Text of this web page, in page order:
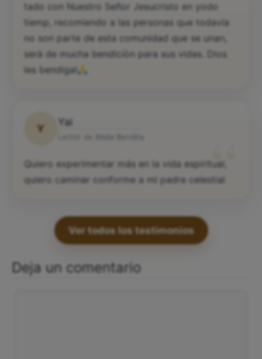
tado con Nuestro Señor Jesucristo en yodo
tiemp, recomiendo a las personas que todavía
no son parte de esta comunidad que se unan,
serà de mucha bendiciòn para sus vidas. Dios
les bendiga!
Y
Yai
“
Quiero experimentar más en la vida espiritual,
quiero caminar conforme a mi padre celestial
Ver todos los testimonios
Deja un comentario